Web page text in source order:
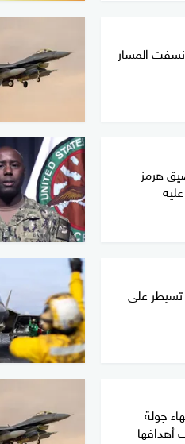
نسفت المسار
هرمز
تسيطر على
جولة